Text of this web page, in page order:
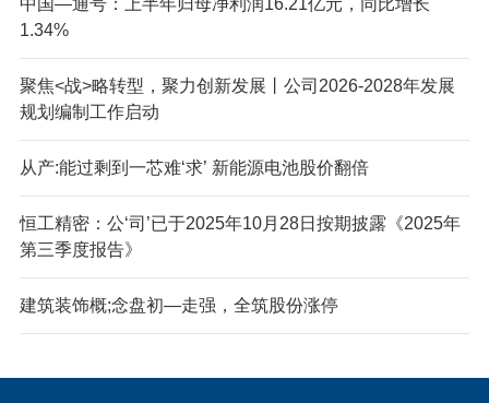
1.34%
聚焦<战>略转型，聚力创新发展丨公司2026-2028年发展
规划编制工作启动
从产:能过剩到一芯难‘求’ 新能源电池股价翻倍
恒工精密：公‘司’已于2025年10月28日按期披露《2025年
第三季度报告》
建筑装饰概;念盘初—走强，全筑股份涨停